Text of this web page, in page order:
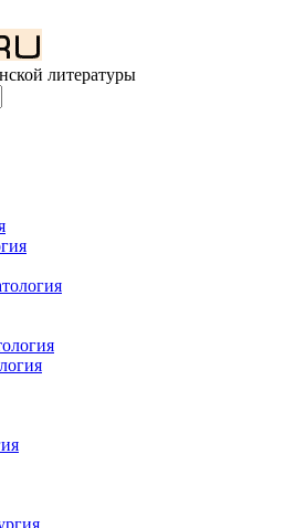
литературы